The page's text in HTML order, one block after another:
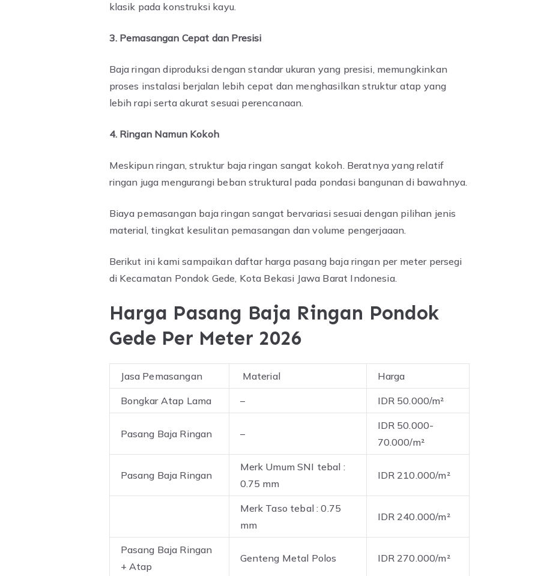
klasik pada konstruksi kayu.
3. Pemasangan Cepat dan Presisi
Baja ringan diproduksi dengan standar ukuran yang presisi, memungkinkan
proses instalasi berjalan lebih cepat dan menghasilkan struktur atap yang
lebih rapi serta akurat sesuai perencanaan.
4. Ringan Namun Kokoh
Meskipun ringan, struktur baja ringan sangat kokoh. Beratnya yang relatif
ringan juga mengurangi beban struktural pada pondasi bangunan di bawahnya.
Biaya pemasangan baja ringan sangat bervariasi sesuai dengan pilihan jenis
material, tingkat kesulitan pemasangan dan volume pengerjaaan.
Berikut ini kami sampaikan daftar harga pasang baja ringan per meter persegi
di Kecamatan Pondok Gede, Kota Bekasi Jawa Barat Indonesia.
Harga Pasang Baja Ringan Pondok
Gede Per Meter 2026
Jasa Pemasangan Material Harga
Bongkar Atap Lama – IDR 50.000/m²
Pasang Baja Ringan –
IDR 50.000-
70.000/m²
Pasang Baja Ringan
Merk Umum SNI tebal :
0.75 mm
IDR 210.000/m²
Merk Taso tebal : 0.75
mm
IDR 240.000/m²
Pasang Baja Ringan
+ Atap
Genteng Metal Polos IDR 270.000/m²